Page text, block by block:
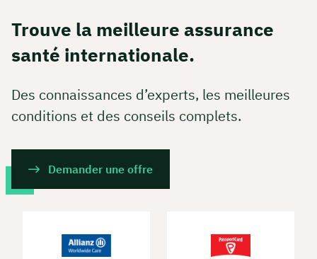
Trouve la meilleure assurance
santé internationale.
Des connaissances d’experts, les meilleures
conditions et des conseils complets.
Demander une offre